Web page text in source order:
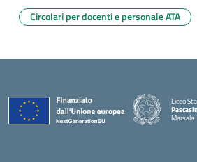
Circolari per docenti e personale ATA
Liceo
Marsala